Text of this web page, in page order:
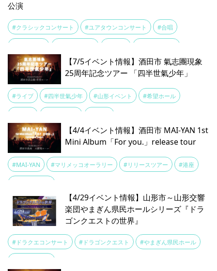
公演
#クラシックコンサート #ユアタウンコンサート #合唱
【7/5イベント情報】酒田市 氣志團現象
25周年記念ツアー 「四半世氣少年」
#ライブ #四半世氣少年 #山形イベント #希望ホール
【4/4イベント情報】酒田市 MAI-YAN 1st
Mini Album「For you.」release tour
#MAI-YAN #マリメッコオーラリー #リリースツアー #港座
【4/29イベント情報】山形市～山形交響
楽団やまぎん県民ホールシリーズ『ドラ
ゴンクエストの世界』
#ドラクエコンサート #ドラゴンクエスト #やまぎん県民ホール